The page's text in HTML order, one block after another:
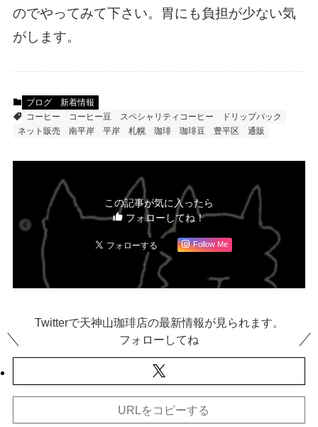
のでやってみて下さい。胃にも負担が少ない気
がします。
ブログ
新着情報
コーヒー
コーヒー豆 スペシャリティコーヒー
ドリップパック
ネット販売
南平岸 平岸 札幌 珈琲 珈琲豆 豊平区 通販
この記事が気に入ったら
フォローしてね！
Follow Me
Twitterで天神山珈琲店の最新情報が見られます。
フォローしてね
URLをコピーする